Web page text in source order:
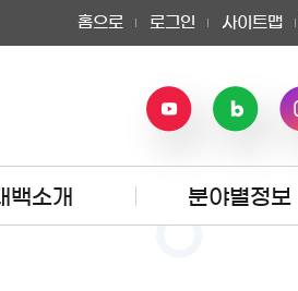
홈으로 로그인 사이트맵
백소개 분야별정보